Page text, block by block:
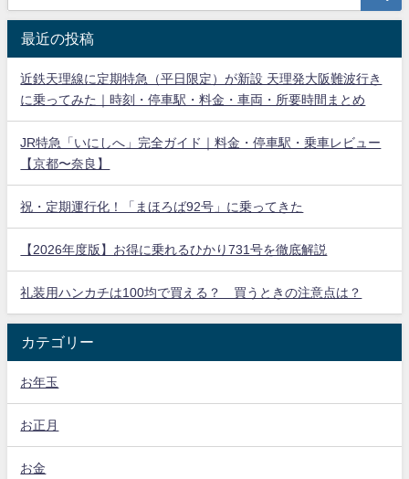
最近の投稿
近鉄天理線に定期特急（平日限定）が新設 天理発大阪難波行き
に乗ってみた｜時刻・停車駅・料金・車両・所要時間まとめ
JR特急「いにしへ」完全ガイド｜料金・停車駅・乗車レビュー
【京都〜奈良】
祝・定期運行化！「まほろば92号」に乗ってきた
【2026年度版】お得に乗れるひかり731号を徹底解説
礼装用ハンカチは100均で買える？ 買うときの注意点は？
カテゴリー
お年玉
お正月
お金